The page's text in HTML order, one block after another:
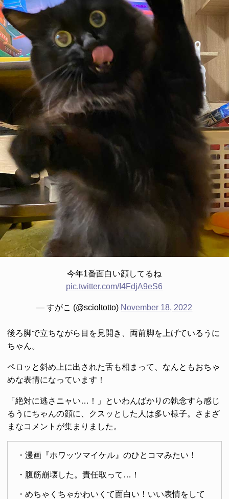
今年1番面白い顔してるね
pic.twitter.com/I4FdjA9eS6
— すがこ (@scioltotto) November 18, 2022
後ろ脚で立ちながら目を見開き、両前脚を上げているうに
ちゃん。
ペロッと斜め上に出された舌も相まって、なんともおちゃ
めな表情になっています！
「絶対に逃さニャい…！」といわんばかりの執念すら感じ
るうにちゃんの顔に、クスッとした人は多い様子。さまざ
まなコメントが集まりました。
・漫画『ホワッツマイケル』のひとコマみたい！
・腹筋崩壊した。責任取って…！
・めちゃくちゃかわいくて面白い！いい表情をして